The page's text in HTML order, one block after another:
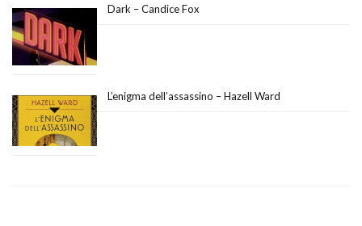
Dark – Candice Fox
L’enigma dell’assassino – Hazell Ward